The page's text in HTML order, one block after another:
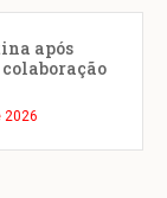
após
2026